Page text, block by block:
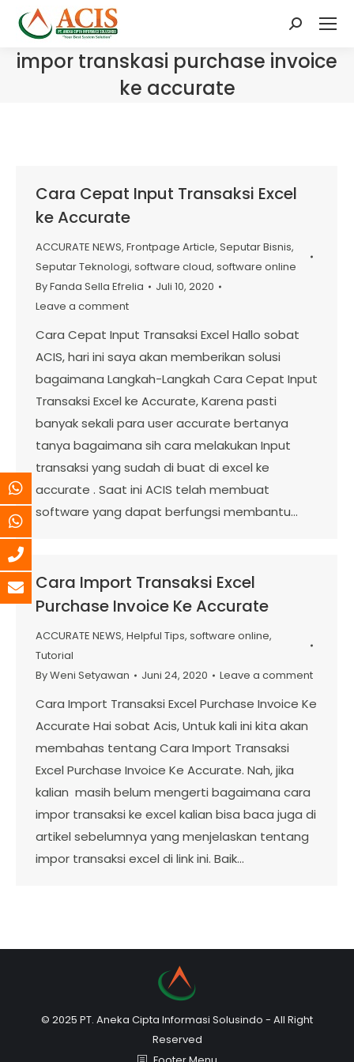
Search:
impor transkasi purchase invoice
ke accurate
Cara Cepat Input Transaksi Excel
ke Accurate
ACCURATE NEWS, Frontpage Article, Seputar Bisnis,
Seputar Teknologi, software cloud, software online
ByFanda Sella Efrelia
Juli 10, 2020
Leave a comment
Cara Cepat Input Transaksi Excel Hallo sobat
ACIS, hari ini saya akan memberikan solusi
bagaimana Langkah-Langkah Cara Cepat Input
Transaksi Excel ke Accurate, Karena pasti
banyak sekali para user accurate bertanya
tanya bagaimana sih cara melakukan Input
transaksi yang sudah di buat di excel ke
accurate . Saat ini ACIS telah membuat
software yang dapat berfungsi membantu…
Cara Import Transaksi Excel
Purchase Invoice Ke Accurate
ACCURATE NEWS, Helpful Tips, software online,
Tutorial
ByWeni Setyawan Juni 24, 2020 Leave a comment
Cara Import Transaksi Excel Purchase Invoice Ke
Accurate Hai sobat Acis, Untuk kali ini kita akan
membahas tentang Cara Import Transaksi
Excel Purchase Invoice Ke Accurate. Nah, jika
kalian masih belum mengerti bagaimana cara
impor transaksi ke excel kalian bisa baca juga di
artikel sebelumnya yang menjelaskan tentang
impor transaksi excel di link ini. Baik…
© 2025 PT. Aneka Cipta Informasi Solusindo - All Right
Reserved